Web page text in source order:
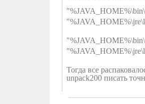
Тогда все
unpack200 писать